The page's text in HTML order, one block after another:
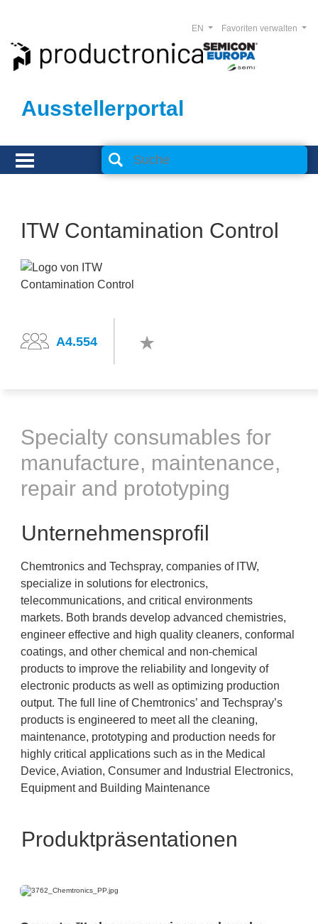
Ausstellerportal
Favoriten verwalten
EN
ITW Contamination Control
A4.554
Specialty consumables for
manufacture, maintenance,
repair and prototyping
Unternehmensprofil
Chemtronics and Techspray, companies of ITW,
specialize in solutions for electronics,
telecommunications, and critical environments
markets. Both brands develop advanced chemistries,
engineer effective and high quality cleaners, conformal
coatings, and other chemical and non-chemical
products to improve the reliability and longevity of
electronic products as well as optimizing production
output. The full line of Chemtronics’ and Techspray’s
products is engineered to meet all the cleaning,
maintenance, prototyping and production needs for
highly critical applications such as in the Medical
Device, Aviation, Consumer and Industrial Electronics,
Equipment and Building Maintenance
Produktpräsentationen